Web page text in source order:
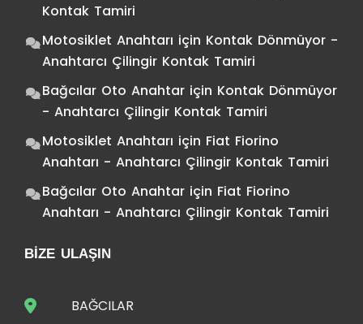
Kontak Tamiri
Motosiklet Anahtarı için Kontak Dönmüyor -
Anahtarcı Çilingir Kontak Tamiri
Bağcılar Oto Anahtar için Kontak Dönmüyor
- Anahtarcı Çilingir Kontak Tamiri
Motosiklet Anahtarı için Fiat Fiorino
Anahtarı - Anahtarcı Çilingir Kontak Tamiri
Bağcılar Oto Anahtar için Fiat Fiorino
Anahtarı - Anahtarcı Çilingir Kontak Tamiri
BIZE ULAŞIN
BAĞCILAR